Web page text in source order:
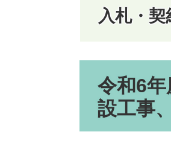
入札・契
令和6
設工事